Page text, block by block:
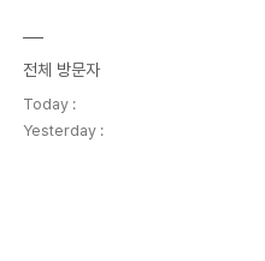
전체 방문자
Today :
Yesterday :